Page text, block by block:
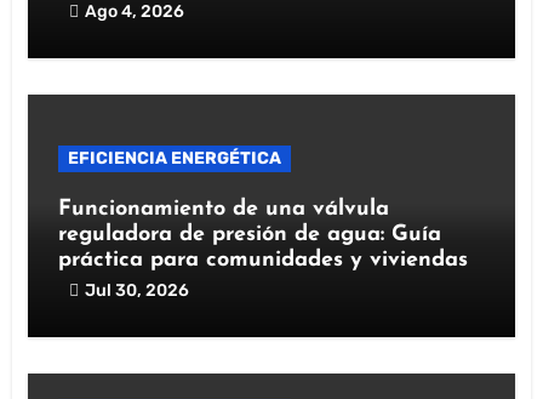
Ago 4, 2026
EFICIENCIA ENERGÉTICA
Funcionamiento de una válvula
reguladora de presión de agua: Guía
práctica para comunidades y viviendas
Jul 30, 2026